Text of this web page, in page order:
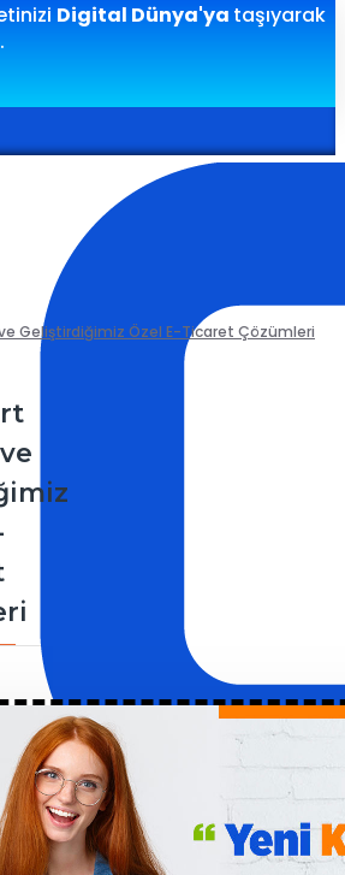
Digital Dünya'ya taşıyarak
Geliştirdiğimiz Özel E-Ticaret Çözümleri